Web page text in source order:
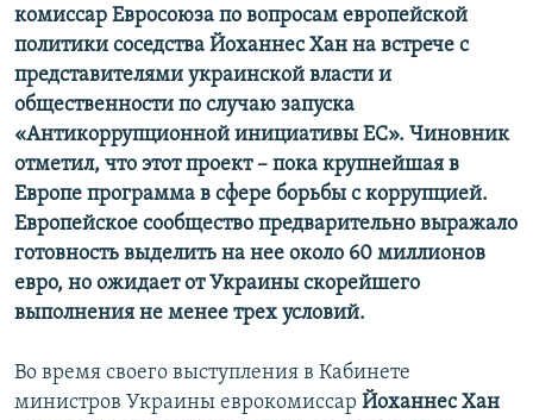
комиссар Евросоюза по вопросам европейской
политики соседства Йоханнес Хан на встрече с
представителями украинской власти и
общественности по случаю запуска
«Антикоррупционной инициативы ЕС». Чиновник
отметил, что этот проект – пока крупнейшая в
Европе программа в сфере борьбы с коррупцией.
Европейское сообщество предварительно выражало
готовность выделить на нее около 60 миллионов
евро, но ожидает от Украины скорейшего
выполнения не менее трех условий.
Во время своего выступления в Кабинете
министров Украины еврокомиссар Йоханнес Хан